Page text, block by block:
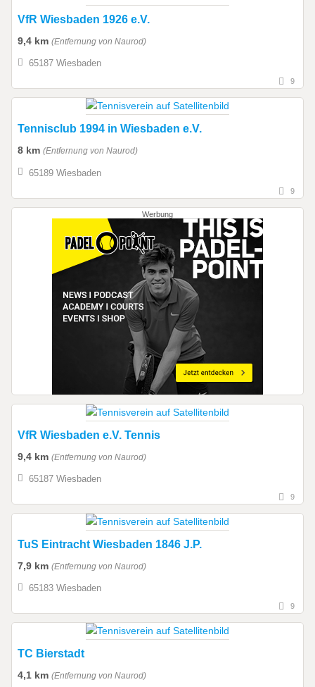
VfR Wiesbaden 1926 e.V.
9,4 km (Entfernung von Naurod)
65187 Wiesbaden
9
Tennisclub 1994 in Wiesbaden e.V.
8 km (Entfernung von Naurod)
65189 Wiesbaden
9
Werbung
VfR Wiesbaden e.V. Tennis
9,4 km (Entfernung von Naurod)
65187 Wiesbaden
9
TuS Eintracht Wiesbaden 1846 J.P.
7,9 km (Entfernung von Naurod)
65183 Wiesbaden
9
TC Bierstadt
4,1 km (Entfernung von Naurod)